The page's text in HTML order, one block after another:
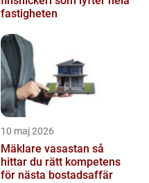
fastigheten
10 maj 2026
Mäklare vasastan så
hittar du rätt kompetens
för nästa bostadsaffär